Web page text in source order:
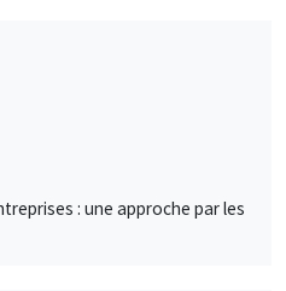
: une approche par les